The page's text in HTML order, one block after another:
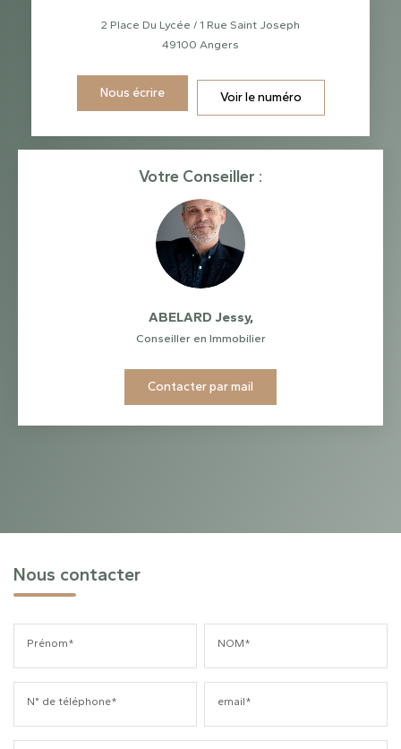
2 Place Du Lycée / 1 Rue Saint Joseph
49100 Angers
Nous écrire Voir le numéro
Votre Conseiller :
ABELARD Jessy,
Conseiller en Immobilier
Contacter par mail
Nous contacter
Prénom* NOM*
N° de téléphone* email*